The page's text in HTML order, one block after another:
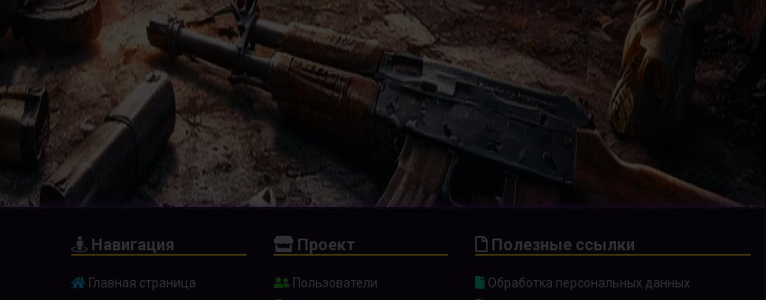
Навигация
Главная страница
Проект
Пользователи
Полезные ссылки
Обработка персональных данных